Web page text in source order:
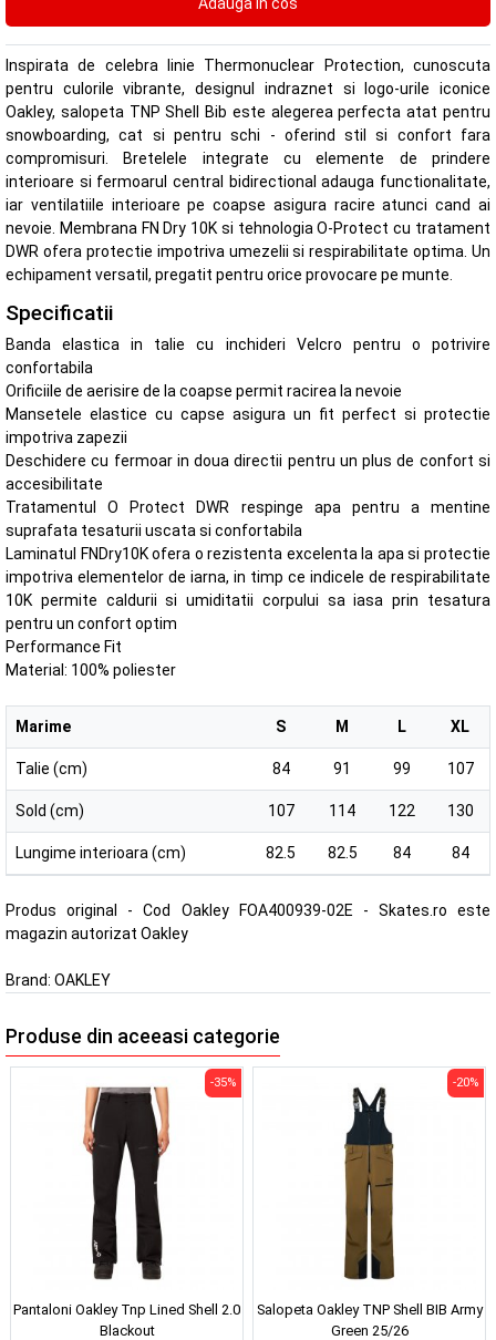
Inspirata de celebra linie Thermonuclear Protection, cunoscuta
pentru culorile vibrante, designul indraznet si logo-urile iconice
Oakley, salopeta TNP Shell Bib este alegerea perfecta atat pentru
snowboarding, cat si pentru schi - oferind stil si confort fara
compromisuri. Bretelele integrate cu elemente de prindere
interioare si fermoarul central bidirectional adauga functionalitate,
iar ventilatiile interioare pe coapse asigura racire atunci cand ai
nevoie. Membrana FN Dry 10K si tehnologia O-Protect cu tratament
DWR ofera protectie impotriva umezelii si respirabilitate optima. Un
echipament versatil, pregatit pentru orice provocare pe munte.
Specificatii
Banda elastica in talie cu inchideri Velcro pentru o potrivire
confortabila
Orificiile de aerisire de la coapse permit racirea la nevoie
Mansetele elastice cu capse asigura un fit perfect si protectie
impotriva zapezii
Deschidere cu fermoar in doua directii pentru un plus de confort si
accesibilitate
Tratamentul O Protect DWR respinge apa pentru a mentine
suprafata tesaturii uscata si confortabila
Laminatul FNDry10K ofera o rezistenta excelenta la apa si protectie
impotriva elementelor de iarna, in timp ce indicele de respirabilitate
10K permite caldurii si umiditatii corpului sa iasa prin tesatura
pentru un confort optim
Performance Fit
Material: 100% poliester
Marime S M L XL
Talie (cm) 84 91 99 107
Sold (cm) 107 114 122 130
Lungime interioara (cm) 82.5 82.5 84 84
Produs original - Cod Oakley FOA400939-02E - Skates.ro este
magazin autorizat Oakley
Brand: OAKLEY
Produse din aceeasi categorie
Pantaloni Oakley Tnp Lined Shell 2.0
Blackout
-35%
Salopeta Oakley TNP Shell BIB Army
Green 25/26
-20%